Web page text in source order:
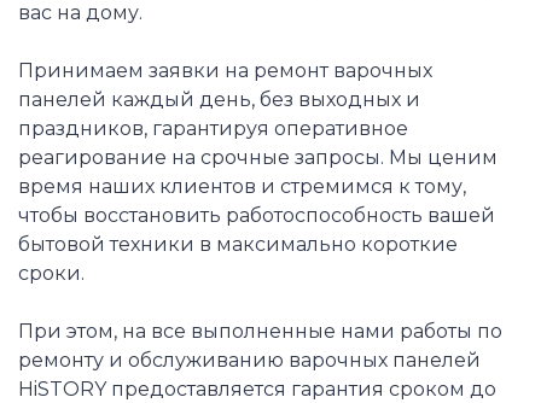
вас на дому.
Принимаем заявки на ремонт варочных
панелей каждый день, без выходных и
праздников, гарантируя оперативное
реагирование на срочные запросы. Мы ценим
время наших клиентов и стремимся к тому,
чтобы восстановить работоспособность вашей
бытовой техники в максимально короткие
сроки.
При этом, на все выполненные нами работы по
ремонту и обслуживанию варочных панелей
HiSTORY предоставляется гарантия сроком до